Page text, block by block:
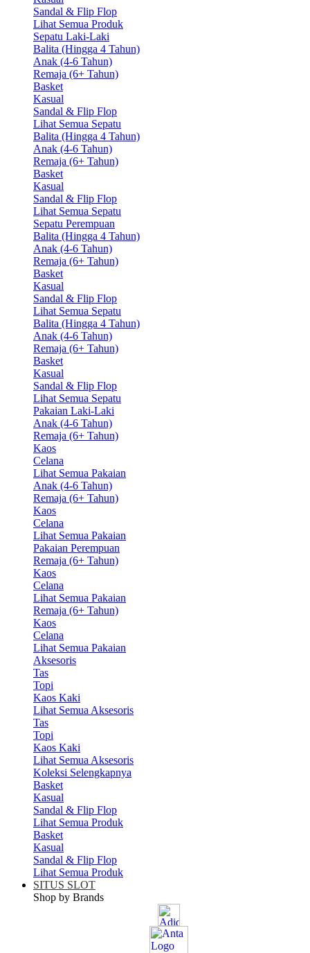
Sandal & Flip Flop
Lihat Semua Produk
Sepatu Laki-Laki
Balita (Hingga 4 Tahun)
Anak (4-6 Tahun)
Remaja (6+ Tahun)
Basket
Kasual
Sandal & Flip Flop
Lihat Semua Sepatu
Balita (Hingga 4 Tahun)
Anak (4-6 Tahun)
Remaja (6+ Tahun)
Basket
Kasual
Sandal & Flip Flop
Lihat Semua Sepatu
Sepatu Perempuan
Balita (Hingga 4 Tahun)
Anak (4-6 Tahun)
Remaja (6+ Tahun)
Basket
Kasual
Sandal & Flip Flop
Lihat Semua Sepatu
Balita (Hingga 4 Tahun)
Anak (4-6 Tahun)
Remaja (6+ Tahun)
Basket
Kasual
Sandal & Flip Flop
Lihat Semua Sepatu
Pakaian Laki-Laki
Anak (4-6 Tahun)
Remaja (6+ Tahun)
Kaos
Celana
Lihat Semua Pakaian
Anak (4-6 Tahun)
Remaja (6+ Tahun)
Kaos
Celana
Lihat Semua Pakaian
Pakaian Perempuan
Remaja (6+ Tahun)
Kaos
Celana
Lihat Semua Pakaian
Remaja (6+ Tahun)
Kaos
Celana
Lihat Semua Pakaian
Aksesoris
Tas
Topi
Kaos Kaki
Lihat Semua Aksesoris
Tas
Topi
Kaos Kaki
Lihat Semua Aksesoris
Koleksi Selengkapnya
Basket
Kasual
Sandal & Flip Flop
Lihat Semua Produk
Basket
Kasual
Sandal & Flip Flop
Lihat Semua Produk
SITUS SLOT
Shop by Brands